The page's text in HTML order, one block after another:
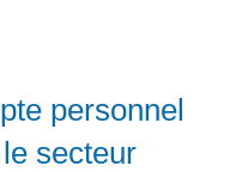
personnel
secteur